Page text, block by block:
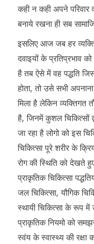
कही न कही अपने परिवार
बनाये रखना ही सब
इसलिए आज जब हर व्यक्ति
दवाइयों के प्रतिप्रभाव
है तब ऐसे में वह पद्धति
होता, तो उसे सभी
मिला है लेकिन व्यक्तिगत
है, जिनमें कुशल चिकित्सों
जा रहा है लोगो को इस
चिकित्सा पूरे शरीर के
रोग की स्थिति को देखते
प्राकृतिक चिकित्सा
जल चिकित्सा, यौगिक
स्थायी चिकित्सा के रूप में
प्राकृतिक नियमो को
स्वंय के स्वास्थ्य की रक्षा